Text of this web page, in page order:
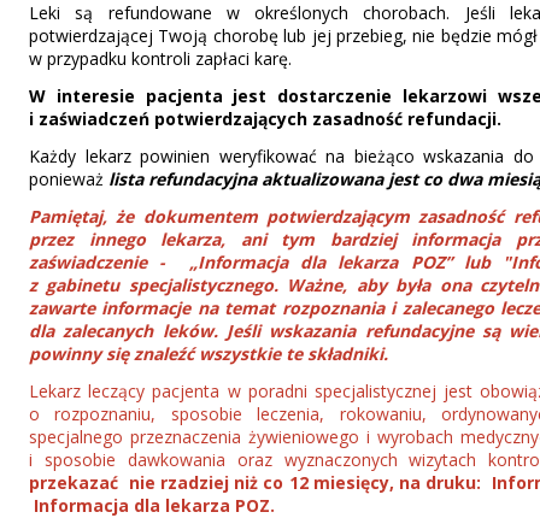
Leki są refundowane w określonych chorobach. Jeśli
potwierdzającej Twoją chorobę lub jej przebieg, nie będzie
w przypadku kontroli zapłaci karę.
W interesie pacjenta jest dostarczenie lekarzowi
i zaświadczeń potwierdzających zasadność refundacji.
Każdy lekarz powinien weryfikować na bieżąco wskazania
ponieważ lista refundacyjna aktualizowana jest co dwa
Pamiętaj, że dokumentem potwierdzającym zasadność
przez innego lekarza, ani tym bardziej informacja
zaświadczenie - „Informacja dla lekarza POZ” lub
z gabinetu specjalistycznego. Ważne, aby była ona
zawarte informacje na temat rozpoznania i zalecanego
dla zalecanych leków. Jeśli wskazania refundacyjne są
powinny się znaleźć wszystkie te składniki.
Lekarz leczący pacjenta w poradni specjalistycznej jest
o rozpoznaniu, sposobie leczenia, rokowaniu,
specjalnego przeznaczenia żywieniowego i wyrobach
i sposobie dawkowania oraz wyznaczonych wizytach
przekazać nie rzadziej niż co 12 miesięcy, na druku:
Informacja dla lekarza POZ.